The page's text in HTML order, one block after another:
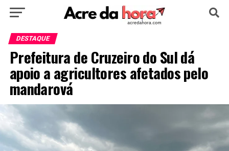
HOME
EDUCAÇÃO NOTÍCIA MUNDO
DESTAQUE
Prefeitura de Cruzeiro do Sul dá
apoio a agricultores afetados pelo
mandarová